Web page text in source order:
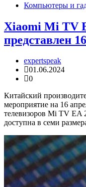
Компьютеры и
Xiaomi Mi TV
представлен
expertspeak
01.06.2024
0
Китайский
мероприятие на 16
телевизоров Mi TV EA
доступна в семи